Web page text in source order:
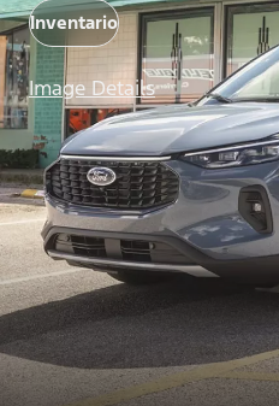
Inventario
Image Details